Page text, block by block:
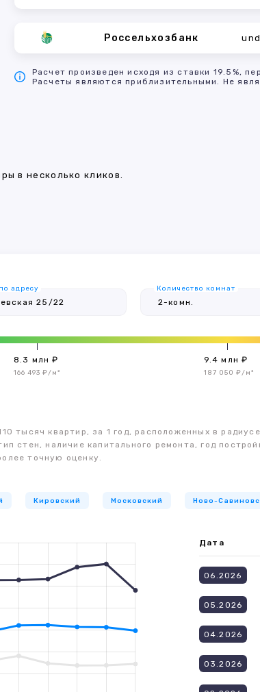
Россельхозбанк
Расчет произведен исходя из ставки 19.5%,
Расчеты являются приблизительными. Не
в несколько кликов.
адресу Количество комнат
8.3 млн ₽
166 493 ₽/м²
9.4 млн ₽
187 050 ₽/м²
тысяч квартир, за 1 год, расположенных в
стен, наличие капитального ремонта, год
точную оценку.
Кировский Московский Ново-
Дата
06.2026
05.2026
04.2026
03.2026